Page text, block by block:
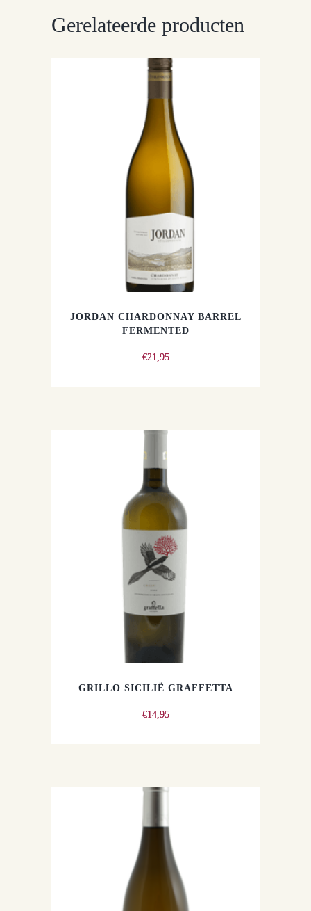
Gerelateerde producten
JORDAN CHARDONNAY BARREL
FERMENTED
€21,95
GRILLO SICILIË GRAFFETTA
€14,95